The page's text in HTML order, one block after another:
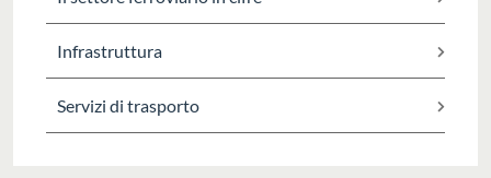
Infrastruttura
Servizi di trasporto